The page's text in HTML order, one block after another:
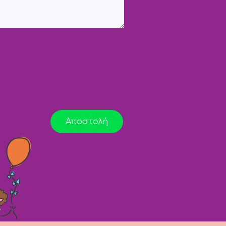
Αποστολή